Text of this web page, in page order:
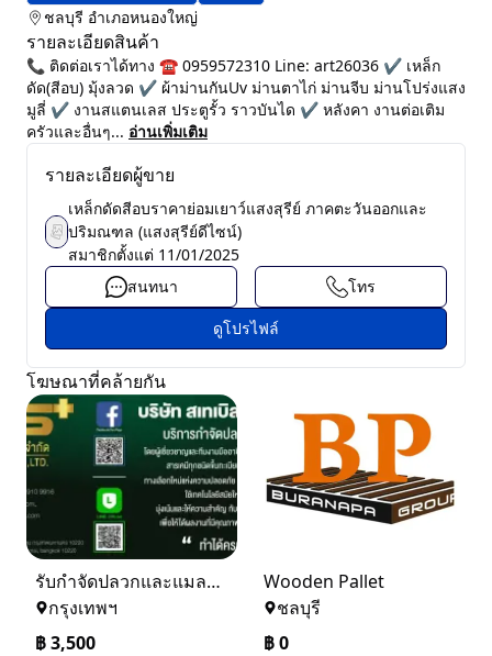
ชลบุรี อำเภอหนองใหญ่
รายละเอียดสินค้า
📞 ติดต่อเราได้ทาง ☎️ 0959572310 Line: art26036 ✔️ เหล็ก
ดัด(สีอบ) มุ้งลวด ✔️ ผ้าม่านกันUv ม่านตาไก่ ม่านจีบ ม่านโปร่งแสง
มูลี่ ✔️ งานสแตนเลส ประตูรั้ว ราวบันได ✔️ หลังคา งานต่อเติม
ครัวและอื่นๆ... อ่านเพิ่มเติม
รายละเอียดผู้ขาย
เหล็กดัดสีอบราคาย่อมเยาว์แสงสุรีย์ ภาคตะวันออกและ
ปริมณฑล (แสงสุรีย์ดีไซน์)
สมาชิกตั้งแต่ 11/01/2025
สนทนา
โทร
ดูโปรไฟล์
โฆษณาที่คล้ายกัน
รับกำจัดปลวกและแมลง ในราคาเริ่มเพียง 3,500 บาท
กรุงเทพฯ
฿3,500
Wooden Pallet
ชลบุรี
฿0